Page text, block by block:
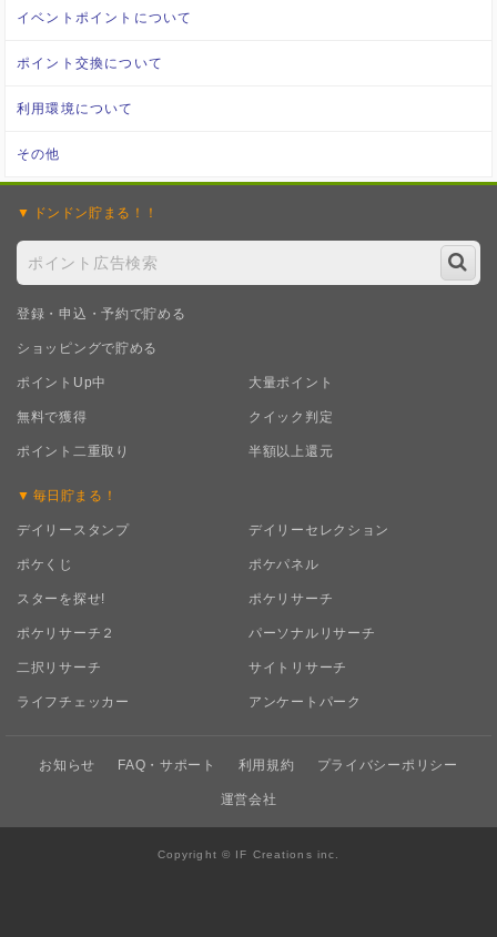
イベントポイントについて
ポイント交換について
利用環境について
その他
ドンドン貯まる！！
登録・申込・予約で貯める
ショッピングで貯める
ポイントUp中 大量ポイント
無料で獲得 クイック判定
ポイント二重取り 半額以上還元
毎日 貯まる！
デイリースタンプ デイリーセレクション
ポケくじ ポケパネル
スターを探せ! ポケリサーチ
ポケリサーチ２ パーソナルリサーチ
二択リサーチ サイトリサーチ
ライフチェッカー アンケートパーク
お知らせ FAQ・サポート 利用規約 プライバシーポリシー
運営会社
Copyright © IF Creations inc.